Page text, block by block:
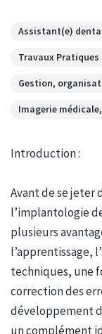
Assistant(e)
Travaux Pratiques
Gestion,
Imagerie
Introduction :
Avant de se jeter
l’implantologie
plusieurs
l’apprentissage,
techniques, une
correction des
développement
un complément